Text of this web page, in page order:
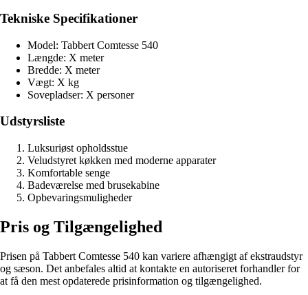
Tekniske Specifikationer
Model: Tabbert Comtesse 540
Længde: X meter
Bredde: X meter
Vægt: X kg
Sovepladser: X personer
Udstyrsliste
Luksuriøst opholdsstue
Veludstyret køkken med moderne apparater
Komfortable senge
Badeværelse med brusekabine
Opbevaringsmuligheder
Pris og Tilgængelighed
Prisen på Tabbert Comtesse 540 kan variere afhængigt af ekstraudstyr
og sæson. Det anbefales altid at kontakte en autoriseret forhandler for
at få den mest opdaterede prisinformation og tilgængelighed.